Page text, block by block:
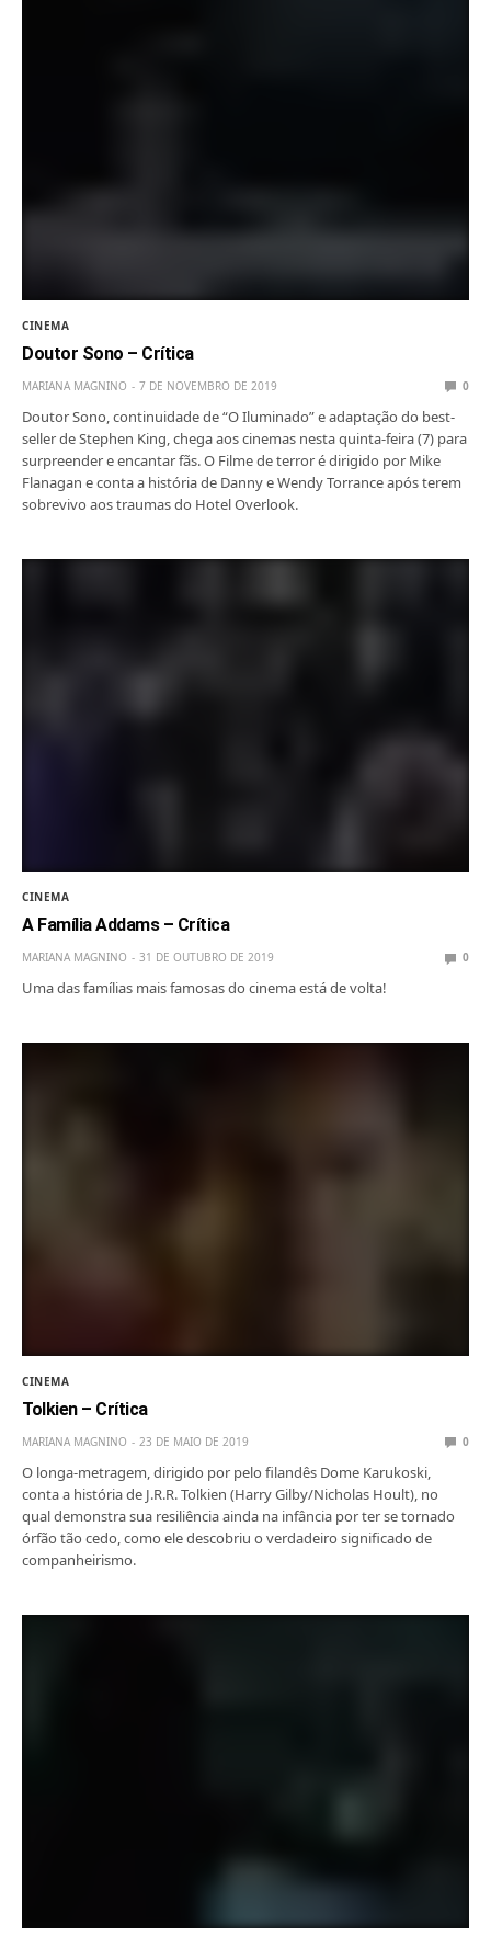
CINEMA
Doutor Sono – Crítica
MARIANA MAGNINO 7 DE NOVEMBRO DE 2019 0
Doutor Sono, continuidade de “O Iluminado” e adaptação do best-
seller de Stephen King, chega aos cinemas nesta quinta-feira (7) para
surpreender e encantar fãs. O Filme de terror é dirigido por Mike
Flanagan e conta a história de Danny e Wendy Torrance após terem
sobrevivo aos traumas do Hotel Overlook.
CINEMA
A Família Addams – Crítica
MARIANA MAGNINO 31 DE OUTUBRO DE 2019 0
Uma das famílias mais famosas do cinema está de volta!
CINEMA
Tolkien – Crítica
MARIANA MAGNINO 23 DE MAIO DE 2019 0
O longa-metragem, dirigido por pelo filandês Dome Karukoski,
conta a história de J.R.R. Tolkien (Harry Gilby/Nicholas Hoult), no
qual demonstra sua resiliência ainda na infância por ter se tornado
órfão tão cedo, como ele descobriu o verdadeiro significado de
companheirismo.